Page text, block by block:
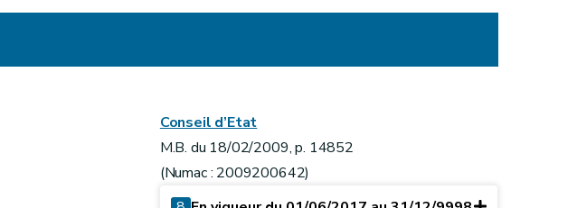
Conseil d’Etat
M.B. du 18/02/2009, p. 14852
(Numac : 2009200642)